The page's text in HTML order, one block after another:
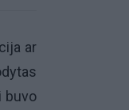
ar
buvo